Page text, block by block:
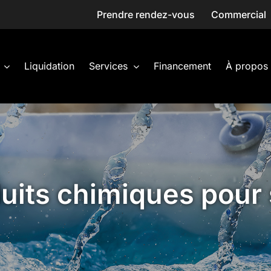
Prendre rendez-vous Commercial
Liquidation Services Financement À propos
chimiques pour